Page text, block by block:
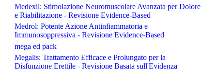
Medexil: Stimolazione Neuromuscolare Avanzata per Dolore
e Riabilitazione - Revisione Evidence-Based
Medrol: Potente Azione Antinfiammatoria e
Immunosoppressiva - Revisione Evidence-Based
mega ed pack
Megalis: Trattamento Efficace e Prolungato per la
Disfunzione Erettile - Revisione Basata sull'Evidenza